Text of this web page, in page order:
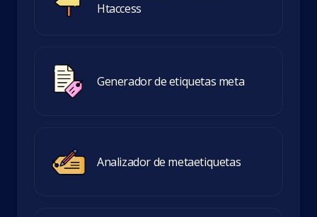
Htaccess
Generador de etiquetas meta
Analizador de metaetiquetas